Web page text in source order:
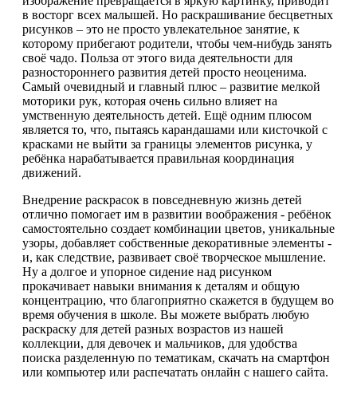
в восторг всех малышей. Но раскрашивание бесцветных
рисунков – это не просто увлекательное занятие, к
которому прибегают родители, чтобы чем-нибудь занять
своё чадо. Польза от этого вида деятельности для
разностороннего развития детей просто неоценима.
Самый очевидный и главный плюс – развитие мелкой
моторики рук, которая очень сильно влияет на
умственную деятельность детей. Ещё одним плюсом
является то, что, пытаясь карандашами или кисточкой с
красками не выйти за границы элементов рисунка, у
ребёнка нарабатывается правильная координация
движений.
Внедрение раскрасок в повседневную жизнь детей
отлично помогает им в развитии воображения - ребёнок
самостоятельно создает комбинации цветов, уникальные
узоры, добавляет собственные декоративные элементы -
и, как следствие, развивает своё творческое мышление.
Ну а долгое и упорное сидение над рисунком
прокачивает навыки внимания к деталям и общую
концентрацию, что благоприятно скажется в будущем во
время обучения в школе. Вы можете выбрать любую
раскраску для детей разных возрастов из нашей
коллекции, для девочек и мальчиков, для удобства
поиска разделенную по тематикам, скачать на смартфон
или компьютер или распечатать онлайн с нашего сайта.